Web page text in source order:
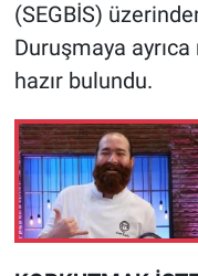
(SEGBİS)
Duruşmaya
hazır bulundu.